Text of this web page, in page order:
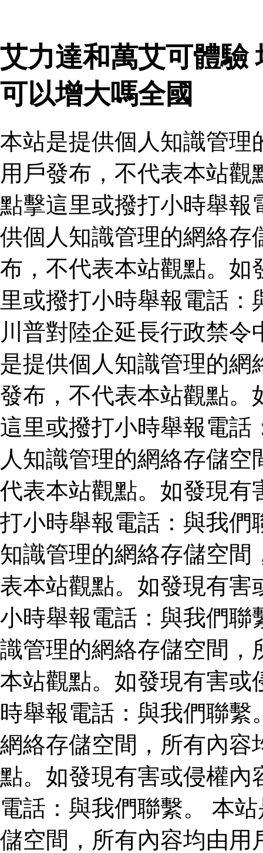
艾力達和萬艾可體驗
可以增大嗎全國
本站是提供個人知識管理
用戶發布，不代表本站
點擊這里或撥打小時舉報
供個人知識管理的網絡存
布，不代表本站觀點。如
里或撥打小時舉報電話：
川普對陸企延長行政禁
是提供個人知識管理的
發布，不代表本站觀點。
這里或撥打小時舉報電話
人知識管理的網絡存儲
代表本站觀點。如發現有
打小時舉報電話：與我們
知識管理的網絡存儲空間
表本站觀點。如發現有害
小時舉報電話：與我們聯
識管理的網絡存儲空間，
本站觀點。如發現有害或
時舉報電話：與我們聯
網絡存儲空間，所有內容
點。如發現有害或侵權內
電話：與我們聯繫。 本
儲空間，所有內容均由用